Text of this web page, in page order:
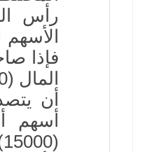
رأس
فإذا
أسهم